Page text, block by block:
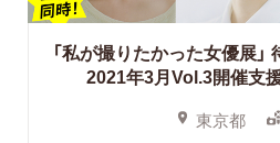
「私が撮りたかった女優展」
2021年3月Vol.3開催支
東京都